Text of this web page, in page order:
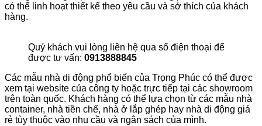
có thể linh hoạt thiết kế theo yêu cầu và sở thích của khách
hàng.
Quý khách vui lòng liên hệ qua số điện thoại để
được tư vấn: 0913888845
Các mẫu nhà di động phổ biến của Trọng Phúc có thể được
xem tại website của công ty hoặc trực tiếp tại các showroom
trên toàn quốc. Khách hàng có thể lựa chọn từ các mẫu nhà
container, nhà tiền chế, nhà ở lắp ghép hay nhà di động giá
rẻ tùy thuộc vào nhu cầu và ngân sách của mình.